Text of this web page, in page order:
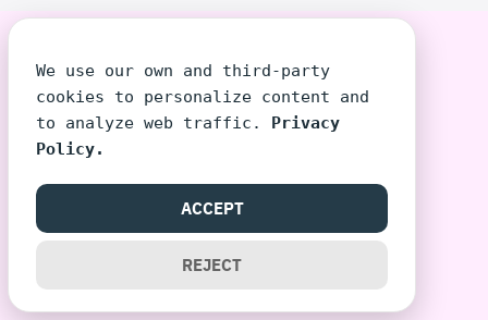
We use our own and third-party
cookies to personalize content and
to analyze web traffic. Privacy
Policy.
ACCEPT
REJECT